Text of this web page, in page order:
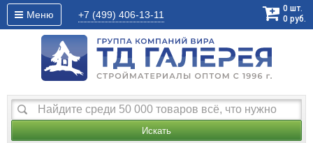
Меню +7 (499) 406-13-11
0 шт.
0 руб.
Искать